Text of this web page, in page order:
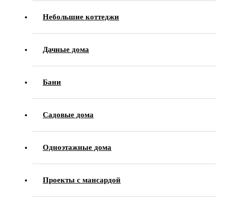
Небольшие коттеджи
Дачные дома
Бани
Садовые дома
Одноэтажные дома
Проекты с мансардой